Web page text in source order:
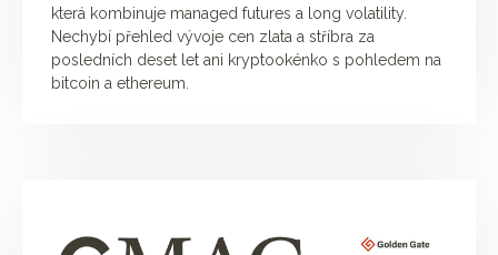
která kombinuje managed futures a long volatility.
Nechybí přehled vývoje cen zlata a stříbra za
posledních deset let ani kryptookénko s pohledem na
bitcoin a ethereum.